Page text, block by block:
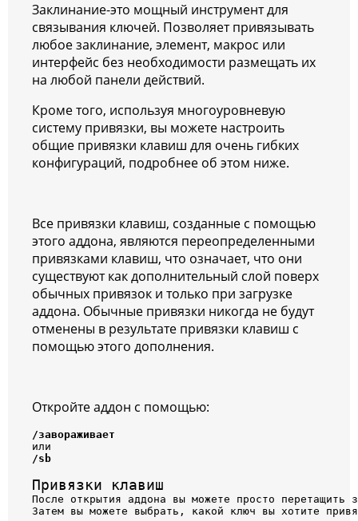
Заклинание-это мощный инструмент для
связывания ключей. Позволяет привязывать
любое заклинание, элемент, макрос или
интерфейс без необходимости размещать их
на любой панели действий.
Кроме того, используя многоуровневую
систему привязки, вы можете настроить
общие привязки клавиш для очень гибких
конфигураций, подробнее об этом ниже.
Все привязки клавиш, созданные с помощью
этого аддона, являются переопределенными
привязками клавиш, что означает, что они
существуют как дополнительный слой поверх
обычных привязок и только при загрузке
аддона. Обычные привязки никогда не будут
отменены в результате привязки клавиш с
помощью этого дополнения.
Откройте аддон с помощью:
/завораживает
или
/sb
Привязки клавиш
После открытия аддона вы можете просто
Затем вы можете выбрать, какой ключ вы хотите